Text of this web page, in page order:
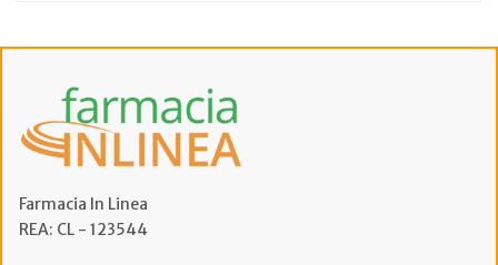
Farmacia In Linea
REA: CL - 123544